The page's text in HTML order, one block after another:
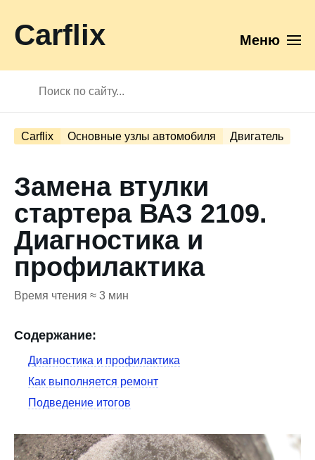
Carflix Меню
Carflix Основные узлы автомобиля Двигатель
Замена втулки
стартера ВАЗ 2109.
Диагностика и
профилактика
Время чтения ≈ 3 мин
Содержание:
Диагностика и профилактика
Как выполняется ремонт
Подведение итогов